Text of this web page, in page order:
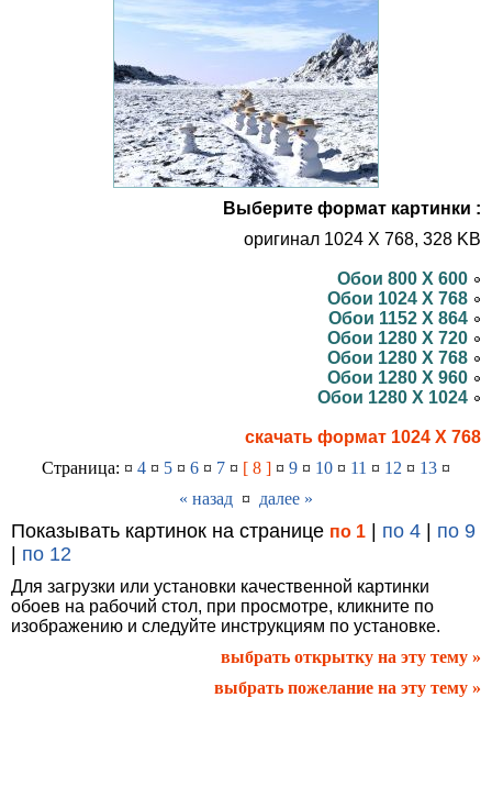
Выберите формат картинки :
оригинал 1024 X 768, 328 KB
Обои 800 X 600
Обои 1024 X 768
Обои 1152 X 864
Обои 1280 X 720
Обои 1280 X 768
Обои 1280 X 960
Обои 1280 X 1024
скачать формат 1024 X 768
Страница: ¤ 4 ¤ 5 ¤ 6 ¤ 7 ¤ [ 8 ] ¤ 9 ¤ 10 ¤ 11 ¤ 12 ¤ 13 ¤
« назад ¤ далее »
Показывать картинок на странице по 1 | по 4 | по 9
| по 12
Для загрузки или установки качественной картинки
обоев на рабочий стол, при просмотре, кликните по
изображению и следуйте инструкциям по установке.
выбрать открытку на эту тему »
выбрать пожелание на эту тему »